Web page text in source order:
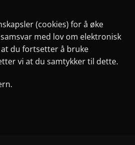
(cookies) for å øke
med lov om elektronisk
du fortsetter å bruke
vi at du samtykker til dette.